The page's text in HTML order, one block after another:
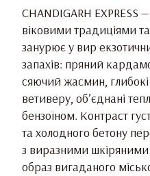
CHANDIGARH
віковими традиціями
занурює у вир
запахів: пряний
сяючий жасмин,
ветиверу, об’єднані
бензоїном. Контраст
та холодного бетону
з виразними
образ вигаданого